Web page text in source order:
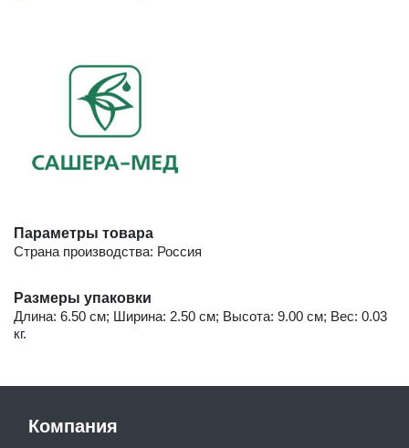
Параметры товара
Страна производства: Россия
Размеры упаковки
Длина: 6.50 см; Ширина: 2.50 см; Высота: 9.00 см; Вес: 0.03
кг.
Компания